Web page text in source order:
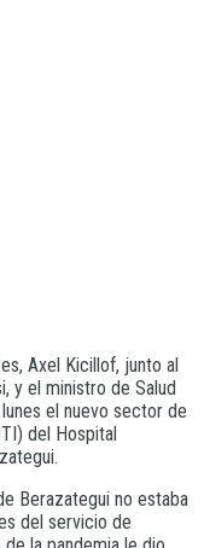
Axel Kicillof, junto al
y el ministro de Salud
el nuevo sector de
del Hospital
Berazategui no estaba
del servicio de